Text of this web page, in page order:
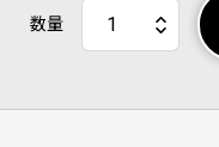
数量